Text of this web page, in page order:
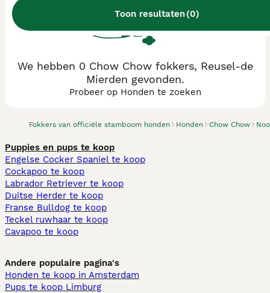
Toon resultaten(0)
Fokkers van officiële stamboom honden Honden Chow Chow
We hebben 0 Chow Chow fokkers, Reusel-de
Mierden gevonden.
Probeer op Honden te zoeken
Puppies en pups te koop
Engelse Cocker Spaniel te koop
Cockapoo te koop
Labrador Retriever te koop
Duitse Herder te koop
Franse Bulldog te koop
Teckel ruwhaar te koop
Cavapoo te koop
Andere populaire pagina's
Honden te koop in Amsterdam
Pups te koop Limburg​